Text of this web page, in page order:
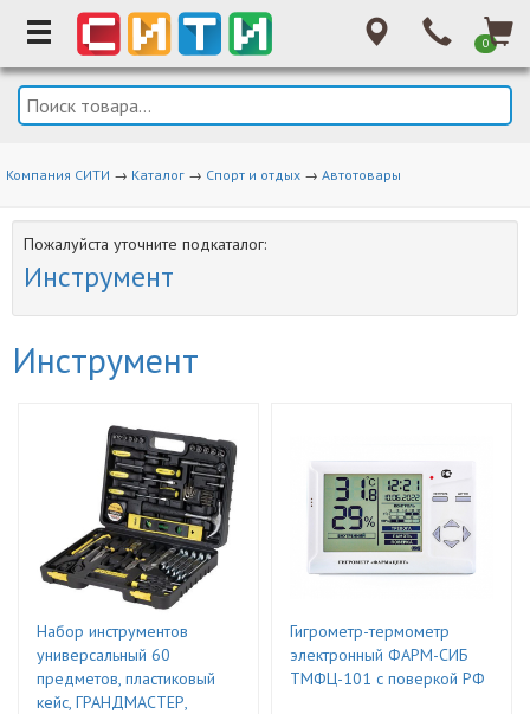
0
Компания СИТИ → Каталог → Спорт и отдых → Автотовары
Пожалуйста уточните подкаталог:
Инструмент
Инструмент
Набор инструментов
универсальный 60
предметов, пластиковый
кейс, ГРАНДМАСТЕР,
Гигрометр-термометр
электронный ФАРМ-СИБ
ТМФЦ-101 с поверкой РФ